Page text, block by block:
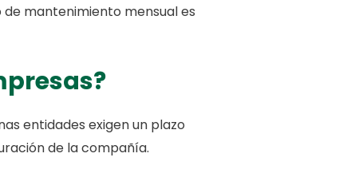
mantenimiento mensual es
entidades exigen un plazo
de la compañía.